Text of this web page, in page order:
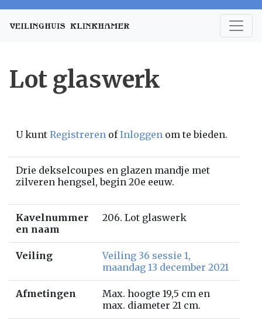
Lot glaswerk
U kunt Registreren ofInloggen om te bieden.
Drie dekselcoupes en glazen mandje met
zilveren hengsel, begin 20e eeuw.
Kavelnummer
en naam
206. Lot glaswerk
Veiling
Veiling 36 sessie 1,
maandag 13 december 2021
Afmetingen
Max. hoogte 19,5 cm en
max. diameter 21 cm.